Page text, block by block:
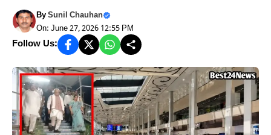
BySunil Chauhan
On: June 27, 2026 12:55 PM
Follow Us: